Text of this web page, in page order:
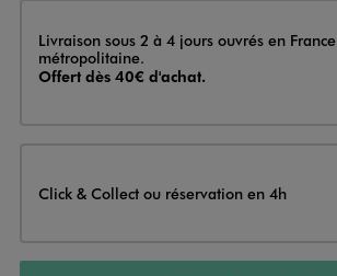
Livraison
Livraison sous 2 à 4 jours ouvrés en France
métropolitaine.
Offert dès 40€ d'achat.
Click & Collect ou réservation en 4h